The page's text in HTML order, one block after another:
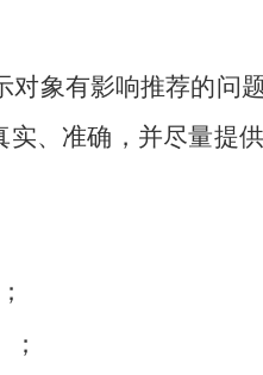
象有影响推荐的问
、准确，并尽量提